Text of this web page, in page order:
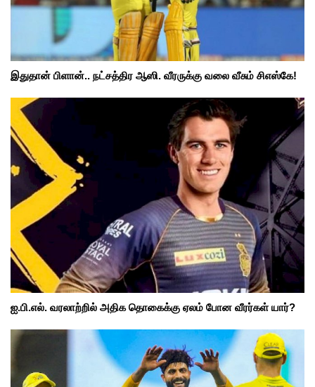
இதுதான் பிளான்.. நட்சத்திர ஆஸி. வீரருக்கு வலை வீசும் சிஎஸ்கே!
ஐ.பி.எல். வரலாற்றில் அதிக தொகைக்கு ஏலம் போன வீரர்கள் யார்?